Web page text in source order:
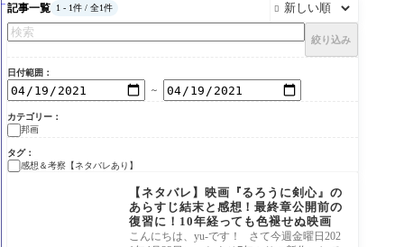
記事一覧 1 - 1件 / 全1件 
絞り込み
日付範囲
～
カテゴリー
邦画
タグ
感想＆考察【ネタバレあり】
邦画
【ネタバレ】映画『るろうに剣心』の
あらすじ結末と感想！最終章公開前の
復習に！10年経っても色褪せぬ映画
こんにちは、yu-です！ さて今週金曜日202